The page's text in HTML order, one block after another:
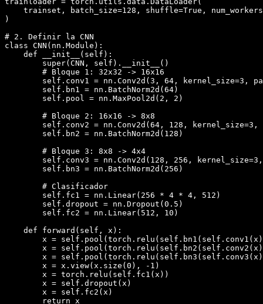
trainset, batch_size=128, shuffle=True,
)
# 2. Definir la CNN
class CNN(nn.Module):
    def __init__(self):
        super(CNN, self).__init__()
        # Bloque 1: 32x32 -> 16x16
self.conv1 = nn.Conv2d(3, 64, kernel_size=3,
        self.bn1 = nn.BatchNorm2d(64)
        self.pool = nn.MaxPool2d(2, 2)
        # Bloque 2: 16x16 -> 8x8
self.conv2 = nn.Conv2d(64, 128, kernel_size=3,
        self.bn2 = nn.BatchNorm2d(128)
        # Bloque 3: 8x8 -> 4x4
self.conv3 = nn.Conv2d(128, 256,
        self.bn3 = nn.BatchNorm2d(256)
        # Clasificador
        self.fc1 = nn.Linear(256 * 4 * 4, 512)
        self.dropout = nn.Dropout(0.5)
        self.fc2 = nn.Linear(512, 10)
    def forward(self, x):
x =
x =
x =
x = x.view(x.size(0), -1)
        x = torch.relu(self.fc1(x))
        x = self.dropout(x)
        x = self.fc2(x)
        return x